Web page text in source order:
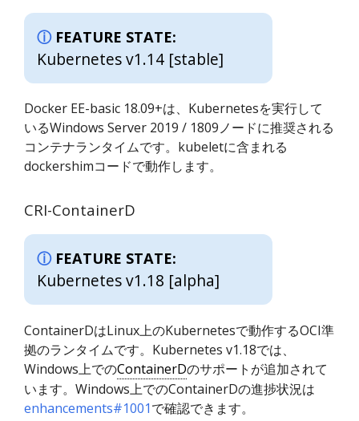
FEATURE STATE:
Kubernetes v1.14 [stable]
Docker EE-basic 18.09+は、Kubernetesを実行して
いるWindows Server 2019 / 1809ノードに推奨される
コンテナランタイムです。kubeletに含まれる
dockershimコードで動作します。
CRI-ContainerD
FEATURE STATE:
Kubernetes v1.18 [alpha]
ContainerDはLinux上のKubernetesで動作するOCI準
拠のランタイムです。Kubernetes v1.18では、
Windows上でのContainerDのサポートが追加されて
います。Windows上でのContainerDの進捗状況は
enhancements#1001で確認できます。